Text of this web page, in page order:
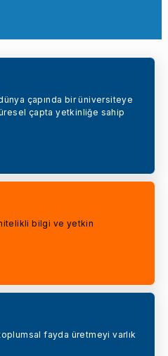
çapında bir üniversiteye
çapta yetkinliğe sahip
bilgi ve yetkin
fayda üretmeyi varlık